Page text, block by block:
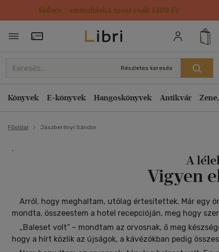
Kulacs / strandtáska most csak 1499 Ft!
Törzsvásárlói Kártya adatai
Részletes keresés
Könyvek E-könyvek Hangoskönyvek Antikvár
Főoldal Jászberényi Sándor
.
A
Vigyen
Arról, hogy meghaltam, utólag értesítettek. Már egy
mondta, összeestem a hotel recepcióján, meg hogy
„Baleset volt” – mondtam az orvosnak, ő meg
hogy a hírt közlik az újságok, a kávézókban pedig